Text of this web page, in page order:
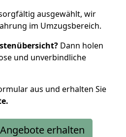
ausgewählt, wir
im Umzugsbereich.
Dann holen
und unverbindliche
aus und erhalten Sie
erhalten